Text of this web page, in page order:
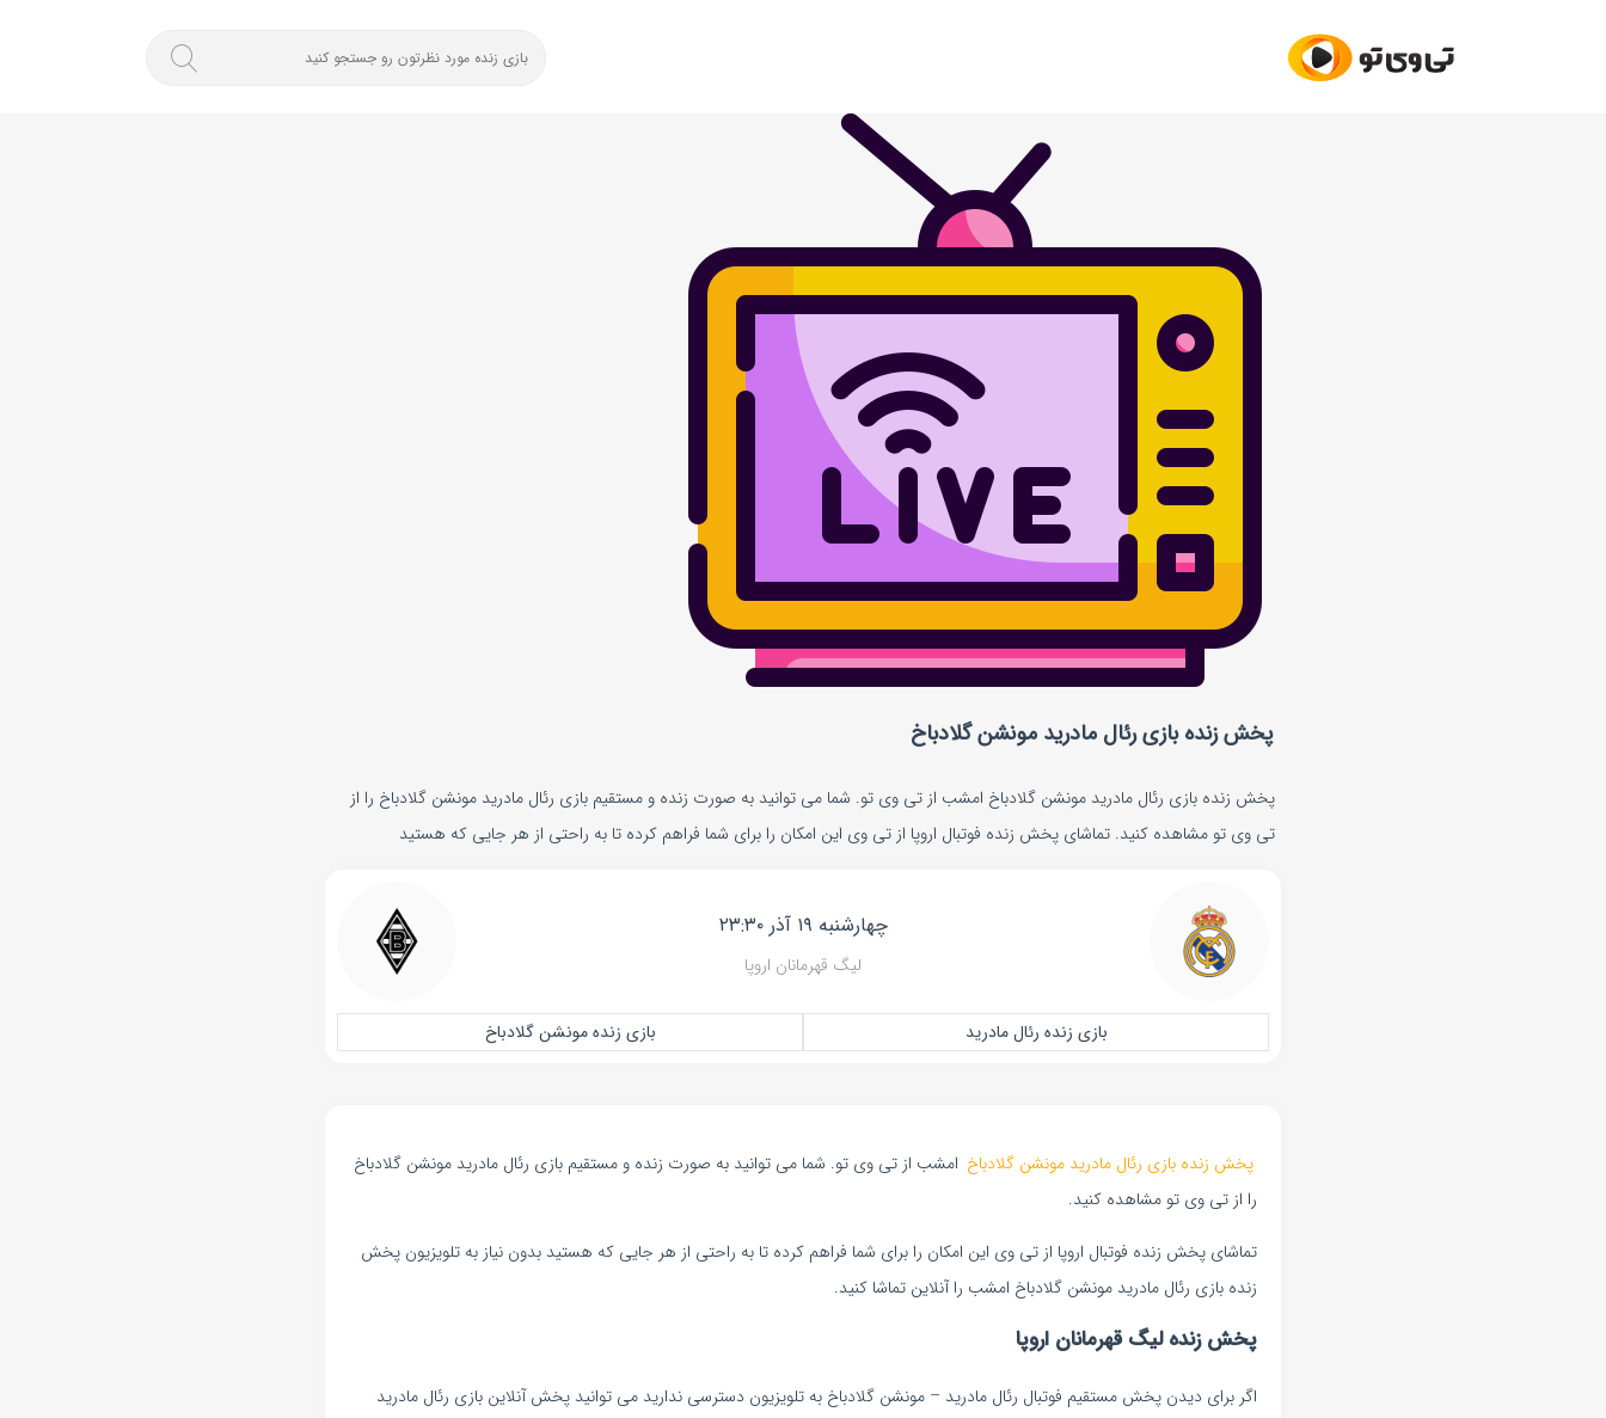
پخش زنده بازی رئال مادرید مونشن گلادباخ
پخش زنده بازی رئال مادرید مونشن گلادباخ امشب از تی وی تو. شما می توانید به صورت زنده و مستقیم بازی رئال مادرید مونشن گلادباخ را از
تی وی تو مشاهده کنید. تماشای پخش زنده فوتبال اروپا از تی وی این امکان را برای شما فراهم کرده تا به راحتی از هر جایی که هستید
چهارشنبه ۱۹ آذر ۲۳:۳۰
لیگ قهرمانان اروپا
بازی زنده رئال مادرید بازی زنده مونشن گلادباخ
پخش زنده بازی رئال مادرید مونشن گلادباخ امشب از تی وی تو. شما می توانید به صورت زنده و مستقیم بازی رئال مادرید مونشن گلادباخ
را از تی وی تو مشاهده کنید.
تماشای پخش زنده فوتبال اروپا از تی وی این امکان را برای شما فراهم کرده تا به راحتی از هر جایی که هستید بدون نیاز به تلویزیون پخش
زنده بازی رئال مادرید مونشن گلادباخ امشب را آنلاین تماشا کنید.
پخش زنده لیگ قهرمانان اروپا
اگر برای دیدن پخش مستقیم فوتبال رئال مادرید – مونشن گلادباخ به تلویزیون دسترسی ندارید می توانید پخش آنلاین بازی رئال مادرید